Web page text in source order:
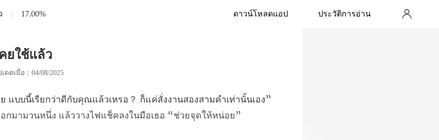
| 17.00% ดาวน์โหลดแอป ประวัติการอ่าน
ยใช้แล้ว
เดตเมื่อ：04/08/2025
็แค่สั่งงานสองสามคำเท่านั้นเอง”